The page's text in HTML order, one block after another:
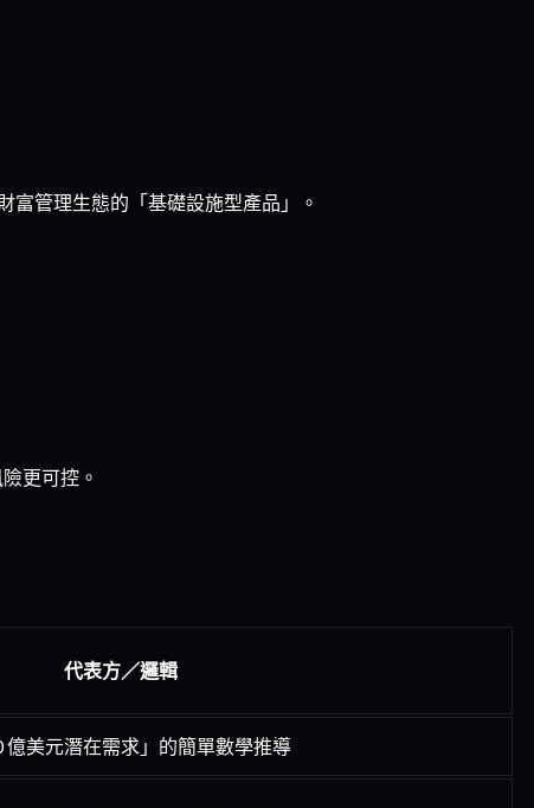
富管理生態的「基礎設施型產品」。
更可控。
代表方／邏輯
億美元潛在需求」的簡單數學推導